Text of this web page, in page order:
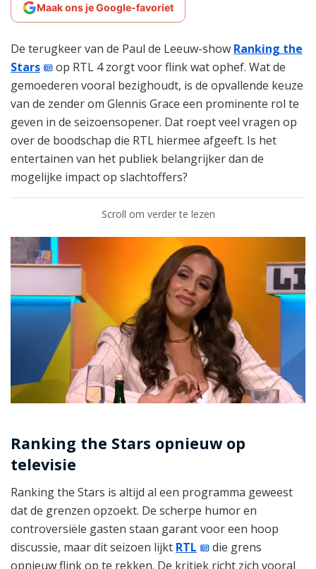
Maak ons je Google-favoriet
De terugkeer van de Paul de Leeuw-show Ranking the
Stars
op RTL 4 zorgt voor flink wat ophef. Wat de
gemoederen vooral bezighoudt, is de opvallende keuze
van de zender om Glennis Grace een prominente rol te
geven in de seizoensopener. Dat roept veel vragen op
over de boodschap die RTL hiermee afgeeft. Is het
entertainen van het publiek belangrijker dan de
mogelijke impact op slachtoffers?
Scroll om verder te lezen
Ranking the Stars opnieuw op
televisie
Ranking the Stars is altijd al een programma geweest
dat de grenzen opzoekt. De scherpe humor en
controversiële gasten staan garant voor een hoop
discussie, maar dit seizoen lijkt RTL
die grens
opnieuw flink op te rekken. De kritiek richt zich vooral